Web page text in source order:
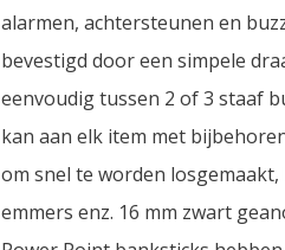
alarmen, achtersteunen en
bevestigd door een simpele
eenvoudig tussen 2 of 3 staaf
kan aan elk item met
om snel te worden
emmers enz. 16 mm zwart